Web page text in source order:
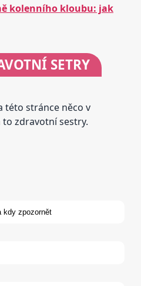
kolenního kloubu: jak
SETRY
této stránce něco v
to zdravotní sestry.